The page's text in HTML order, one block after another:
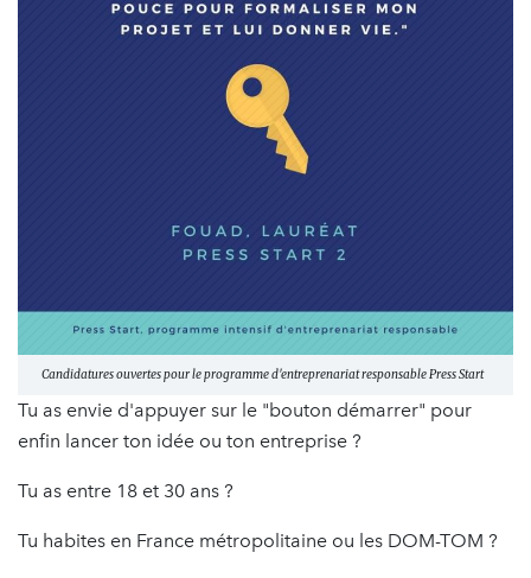
Candidatures ouvertes pour le programme d'entreprenariat responsable Press Start
Tu as envie d'appuyer sur le "bouton démarrer" pour
enfin lancer ton idée ou ton entreprise ?
Tu as entre 18 et 30 ans ?
Tu habites en France métropolitaine ou les DOM-TOM ?